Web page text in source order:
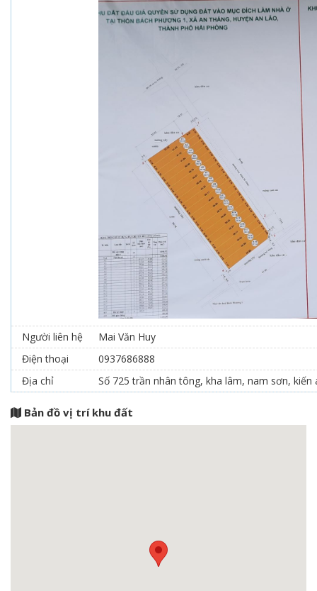
Người liên hệ
Mai Văn Huy
Điện thoại
0937686888
Địa chỉ
Số 725 trần nhân tông, kha lâm, nam sơn, kiến
Bản đồ vị trí khu đất